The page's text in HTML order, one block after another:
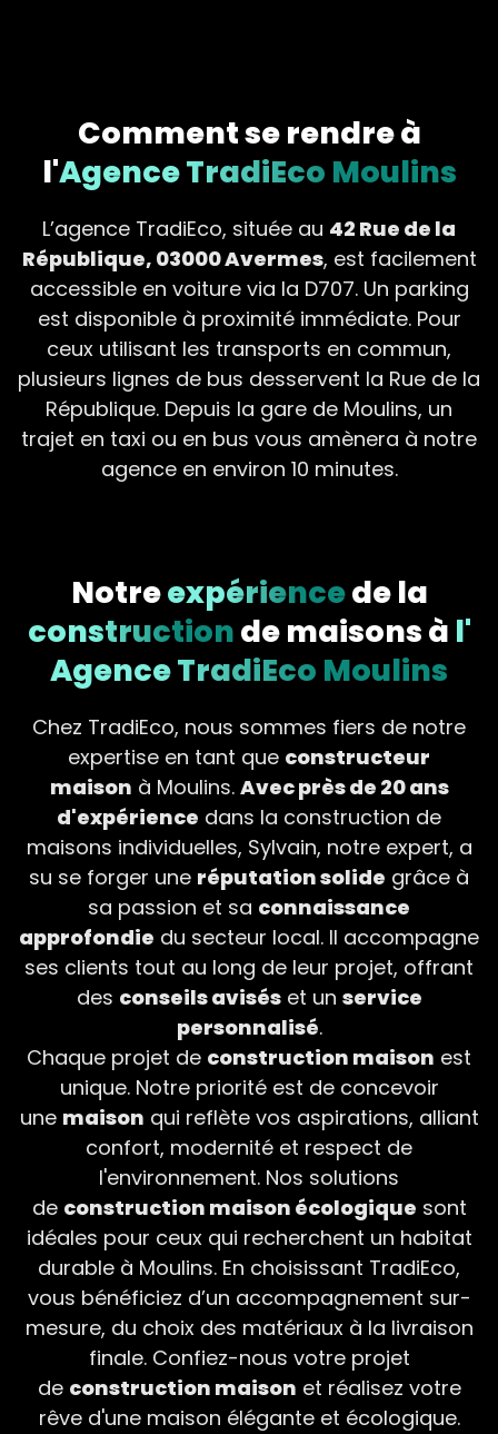
Comment se rendre à
l'Agence TradiEco Moulins
L’agence TradiEco, située au 42 Rue de la
République, 03000 Avermes, est facilement
accessible en voiture via la D707. Un parking
est disponible à proximité immédiate. Pour
ceux utilisant les transports en commun,
plusieurs lignes de bus desservent la Rue de la
République. Depuis la gare de Moulins, un
trajet en taxi ou en bus vous amènera à notre
agence en environ 10 minutes.
Notreexpériencede la
constructionde maisons à l'
Agence TradiEco Moulins
Chez TradiEco, nous sommes fiers de notre
expertise en tant que constructeur
maison à Moulins. Avec près de 20 ans
d'expérience dans la construction de
maisons individuelles, Sylvain, notre expert, a
su se forger une réputation solide grâce à
sa passion et sa connaissance
approfondie du secteur local. Il accompagne
ses clients tout au long de leur projet, offrant
des conseils aviséset un service
personnalisé.
Chaque projet de construction maison est
unique. Notre priorité est de concevoir
une maison qui reflète vos aspirations, alliant
confort, modernité et respect de
l'environnement. Nos solutions
de construction maison écologique sont
idéales pour ceux qui recherchent un habitat
durable à Moulins. En choisissant TradiEco,
vous bénéficiez d’un accompagnement sur-
mesure, du choix des matériaux à la livraison
finale. Confiez-nous votre projet
de construction maison et réalisez votre
rêve d'une maison élégante et écologique.